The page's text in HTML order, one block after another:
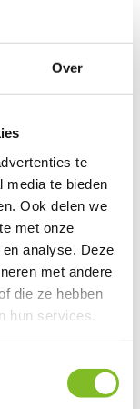
Over
te
media te bieden
Ook delen we
met onze
analyse. Deze
met andere
die ze hebben
hun services.
Extreme Ball
€11,29
Incl. btw